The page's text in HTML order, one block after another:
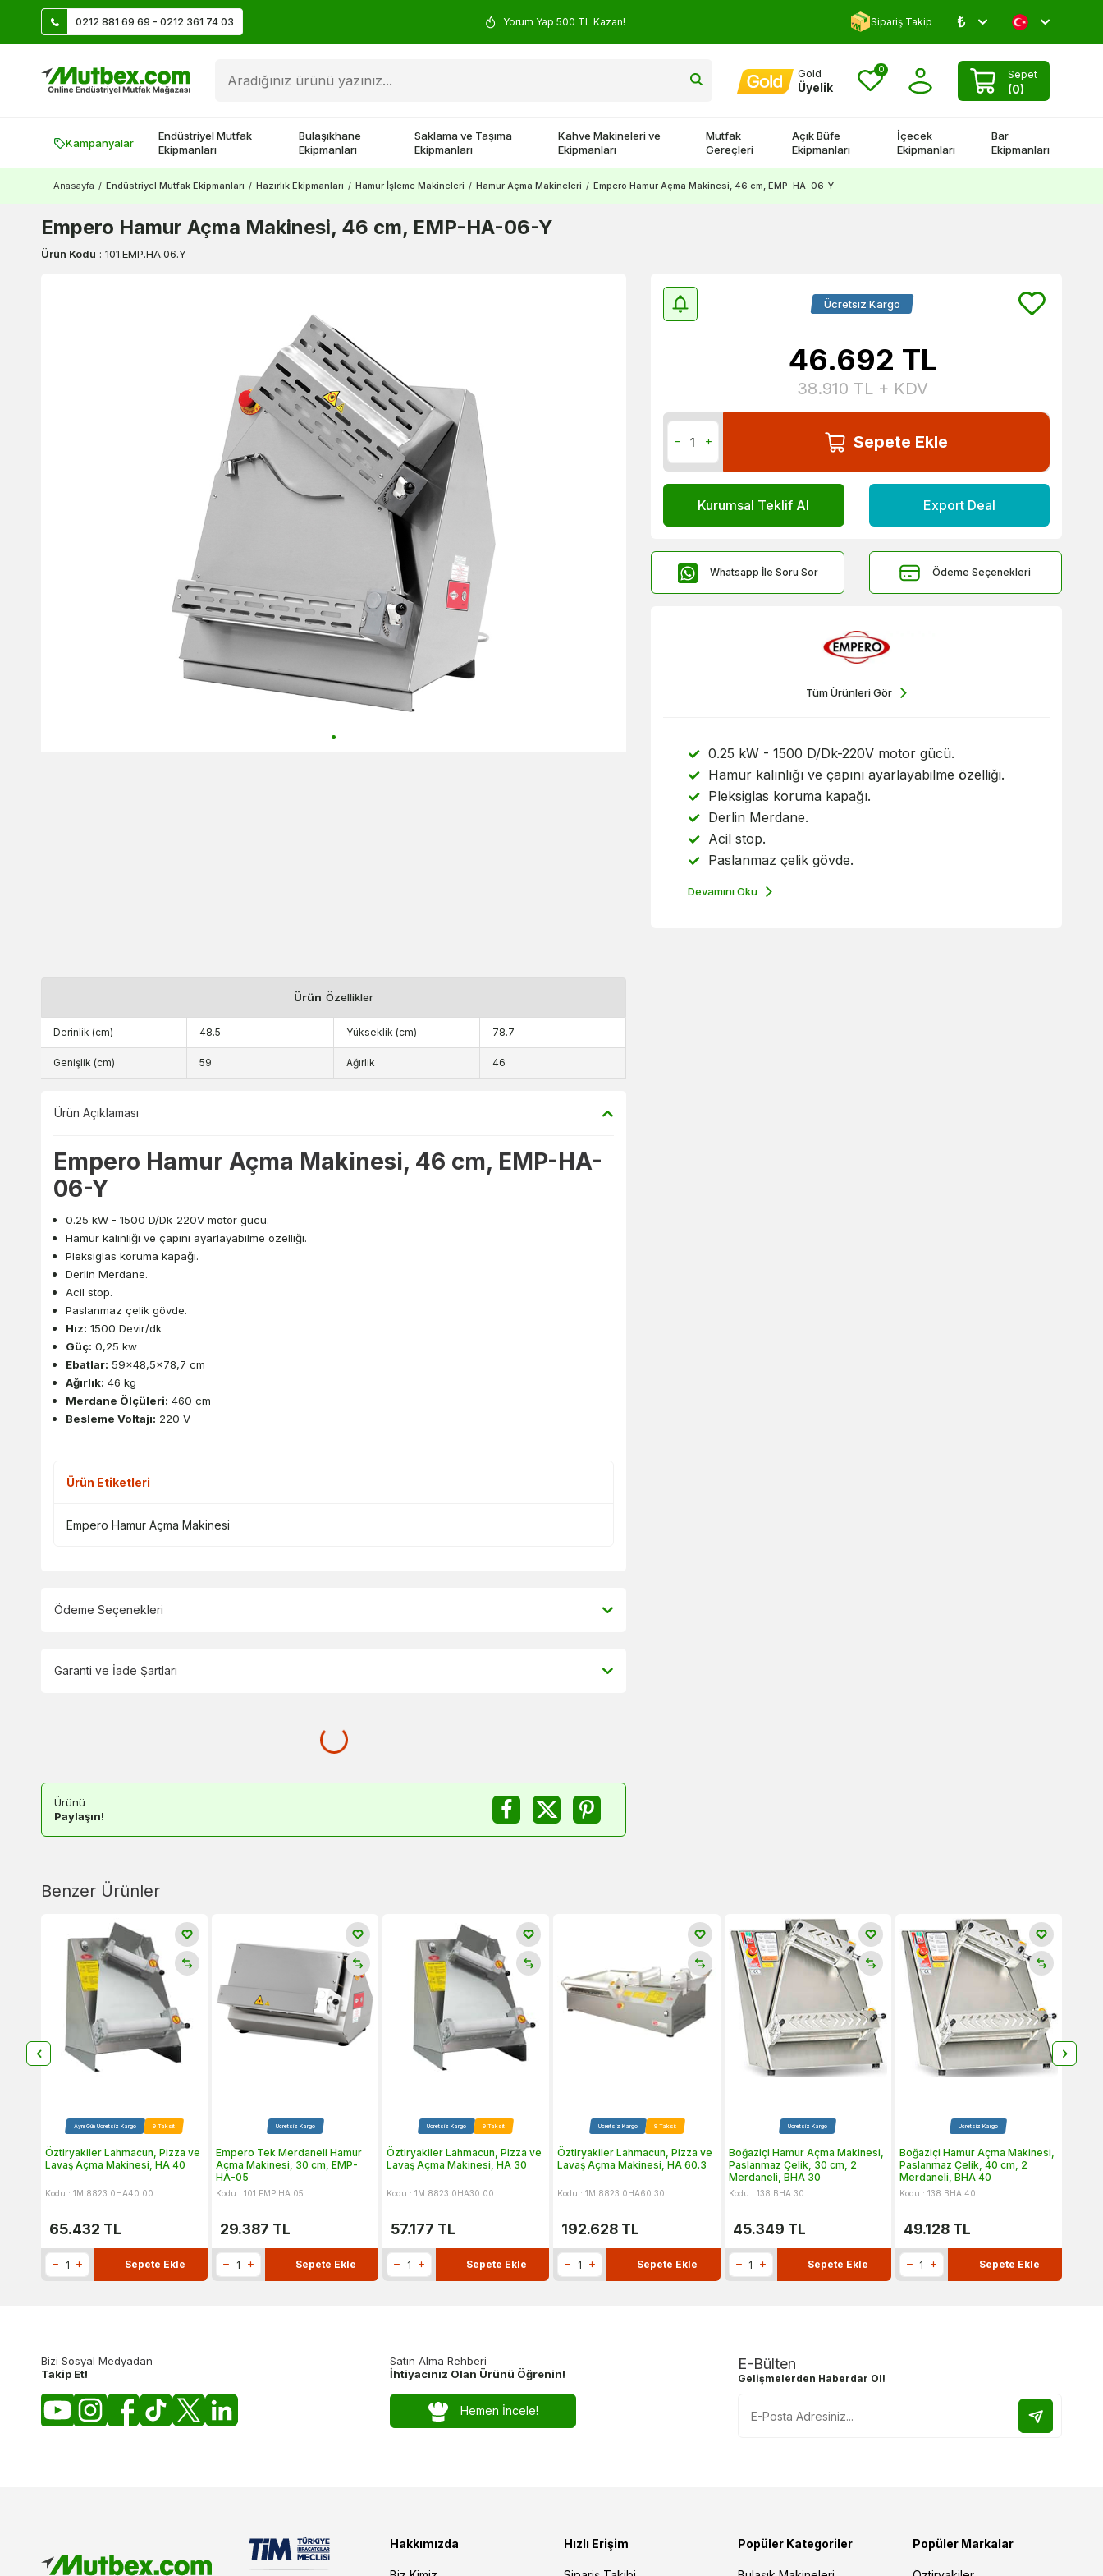
0212 881 69 69 - 0212 361 74 03
Öztiryakiler Ürünlerinde Vade Farksız 9 Taksit Yorum Yap 500 TL Kazan! 5000 TL Üstü Kargo Bedava!
Sipariş Takip ₺
Gold
Üyelik
0 Sepet
(0)
Kampanyalar
Endüstriyel Mutfak
Ekipmanları
Bulaşıkhane
Ekipmanları
Saklama ve Taşıma
Ekipmanları
Kahve Makineleri ve
Ekipmanları
Mutfak
Gereçleri
Açık Büfe
Ekipmanları
İçecek
Ekipmanları
Bar
Ekipmanları
Anasayfa / Endüstriyel Mutfak Ekipmanları / Hazırlık Ekipmanları / Hamur İşleme Makineleri / Hamur Açma Makineleri / Empero Hamur Açma Makinesi, 46 cm, EMP-HA-06-Y
Empero Hamur Açma Makinesi, 46 cm, EMP-HA-06-Y
Ürün Kodu : 101.EMP.HA.06.Y
Ücretsiz Kargo
46.692 TL
38.910 TL + KDV
Sepete Ekle
Kurumsal Teklif Al Export Deal
Whatsapp İle Soru Sor Ödeme Seçenekleri
Tüm Ürünleri Gör
0.25 kW - 1500 D/Dk-220V motor gücü.
Hamur kalınlığı ve çapını ayarlayabilme özelliği.
Pleksiglas koruma kapağı.
Derlin Merdane.
Acil stop.
Paslanmaz çelik gövde.
Devamını Oku
Ürün Özellikler
Derinlik (cm) 48.5 Yükseklik (cm) 78.7
Genişlik (cm) 59 Ağırlık 46
Ürün Açıklaması
Empero Hamur Açma Makinesi, 46 cm, EMP-HA-
06-Y
0.25 kW - 1500 D/Dk-220V motor gücü.
Hamur kalınlığı ve çapını ayarlayabilme özelliği.
Pleksiglas koruma kapağı.
Derlin Merdane.
Acil stop.
Paslanmaz çelik gövde.
Hız: 1500 Devir/dk
Güç: 0,25 kw
Ebatlar: 59x48,5x78,7 cm
Ağırlık: 46 kg
Merdane Ölçüleri: 460 cm
Besleme Voltajı: 220 V
Ürün Etiketleri
Empero Hamur Açma Makinesi
Ödeme Seçenekleri
Garanti ve İade Şartları
Ürünü
Paylaşın!
Benzer Ürünler
Aynı Gün Ücretsiz Kargo 9 Taksit
Öztiryakiler Lahmacun, Pizza ve
Lavaş Açma Makinesi, HA 40
Kodu : 1M.8823.0HA40.00
65.432 TL
Sepete Ekle
Ücretsiz Kargo
Empero Tek Merdaneli Hamur
Açma Makinesi, 30 cm, EMP-
HA-05
Kodu : 101.EMP.HA.05
29.387 TL
Sepete Ekle
Ücretsiz Kargo 9 Taksit
Öztiryakiler Lahmacun, Pizza ve
Lavaş Açma Makinesi, HA 30
Kodu : 1M.8823.0HA30.00
57.177 TL
Sepete Ekle
Ücretsiz Kargo 9 Taksit
Öztiryakiler Lahmacun, Pizza ve
Lavaş Açma Makinesi, HA 60.3
Kodu : 1M.8823.0HA60.30
192.628 TL
Sepete Ekle
Ücretsiz Kargo
Boğaziçi Hamur Açma Makinesi,
Paslanmaz Çelik, 30 cm, 2
Merdaneli, BHA 30
Kodu : 138.BHA.30
45.349 TL
Sepete Ekle
Ücretsiz Kargo
Boğaziçi Hamur Açma Makinesi,
Paslanmaz Çelik, 40 cm, 2
Merdaneli, BHA 40
Kodu : 138.BHA.40
49.128TL
Sepete Ekle
Bizi Sosyal Medyadan
Takip Et!
Satın Alma Rehberi
İhtiyacınız Olan Ürünü Öğrenin!
Hemen İncele!
E-Bülten
Gelişmelerden Haberdar Ol!
Hakkımızda Hızlı Erişim Popüler Kategoriler Popüler Markalar